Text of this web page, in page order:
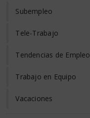
Subempleo
Tele-Trabajo
Tendencias de Empleo
Trabajo en Equipo
Vacaciones